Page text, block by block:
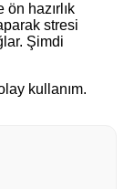
hazırlık
stresi
Şimdi
kullanım.